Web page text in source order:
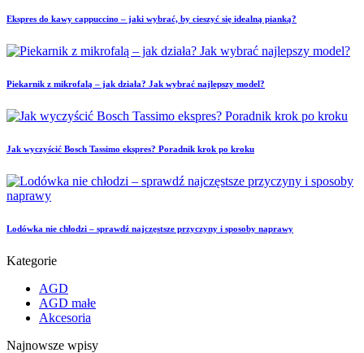
Ekspres do kawy cappuccino – jaki wybrać, by cieszyć się idealną pianką?
Piekarnik z mikrofalą – jak działa? Jak wybrać najlepszy model?
Jak wyczyścić Bosch Tassimo ekspres? Poradnik krok po kroku
Lodówka nie chłodzi – sprawdź najczęstsze przyczyny i sposoby naprawy
Kategorie
AGD
AGD małe
Akcesoria
Najnowsze wpisy